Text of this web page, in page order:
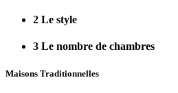
2 Le style
3 Le nombre de chambres
Maisons Traditionnelles